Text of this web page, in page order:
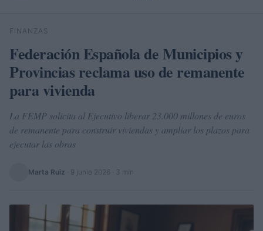
Buscar
FINANZAS
Federación Española de Municipios y
Provincias reclama uso de remanente
para vivienda
La FEMP solicita al Ejecutivo liberar 23.000 millones de euros
de remanente para construir viviendas y ampliar los plazos para
ejecutar las obras
Marta Ruiz 9 junio 2026 · 3 min